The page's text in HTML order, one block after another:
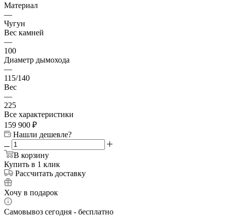
Материал
—
Чугун
Вес камней
—
100
Диаметр дымохода
—
115/140
Вес
—
225
Все характеристики
159 900 ₽
Нашли дешевле?
В корзину
Купить в 1 клик
Рассчитать доставку
Хочу в подарок
Самовывоз сегодня - бесплатно